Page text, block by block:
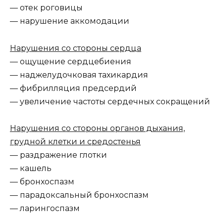
— отек роговицы
— нарушение аккомодации
Нарушения со стороны сердца
— ощущение сердцебиения
— наджелудочковая тахикардия
— фибрилляция предсердий
— увеличение частоты сердечных сокращений
Нарушения со стороны органов дыхания,
грудной клетки и средостенья
— раздражение глотки
— кашель
— бронхоспазм
— парадоксальный бронхоспазм
— ларингоспазм